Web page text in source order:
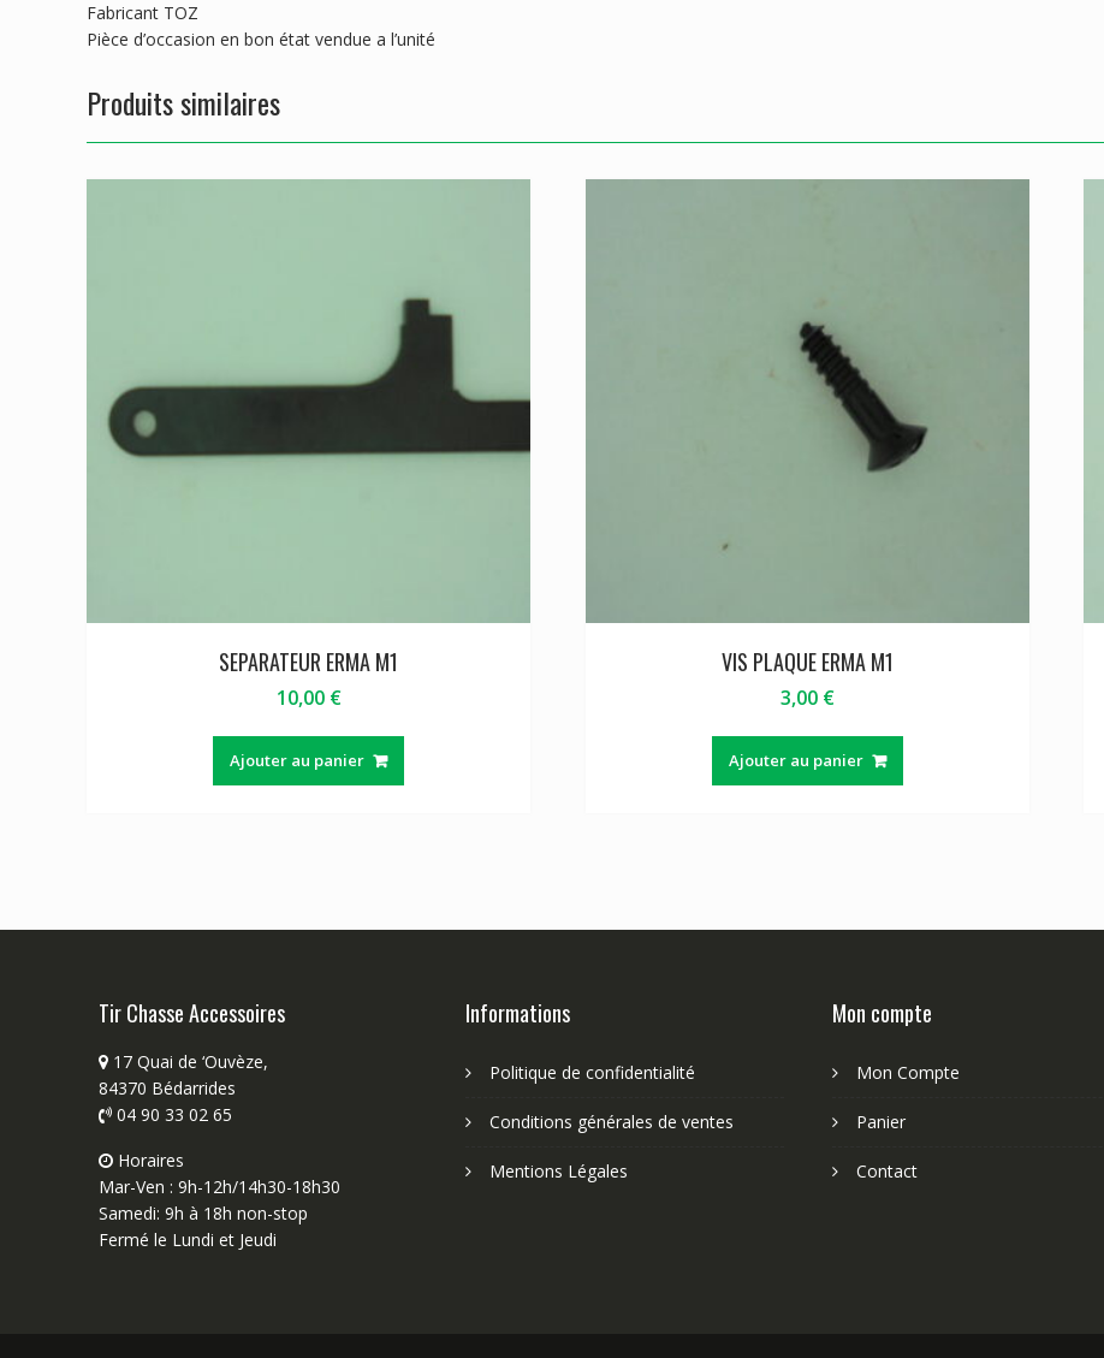
Fabricant TOZ
Pièce d’occasion en bon état vendue a l’unité
Produits similaires
SEPARATEUR ERMA M1
10,00 €
Ajouter au panier
VIS PLAQUE ERMA M1
3,00 €
Ajouter au panier
Tir Chasse Accessoires
17 Quai de ‘Ouvèze,
84370 Bédarrides
04 90 33 02 65
Horaires
Mar-Ven : 9h-12h/14h30-18h30
Samedi: 9h à 18h non-stop
Fermé le Lundi et Jeudi
Informations
Politique de confidentialité
Conditions générales de ventes
Mentions Légales
Mon compte
Mon Compte
Panier
Contact